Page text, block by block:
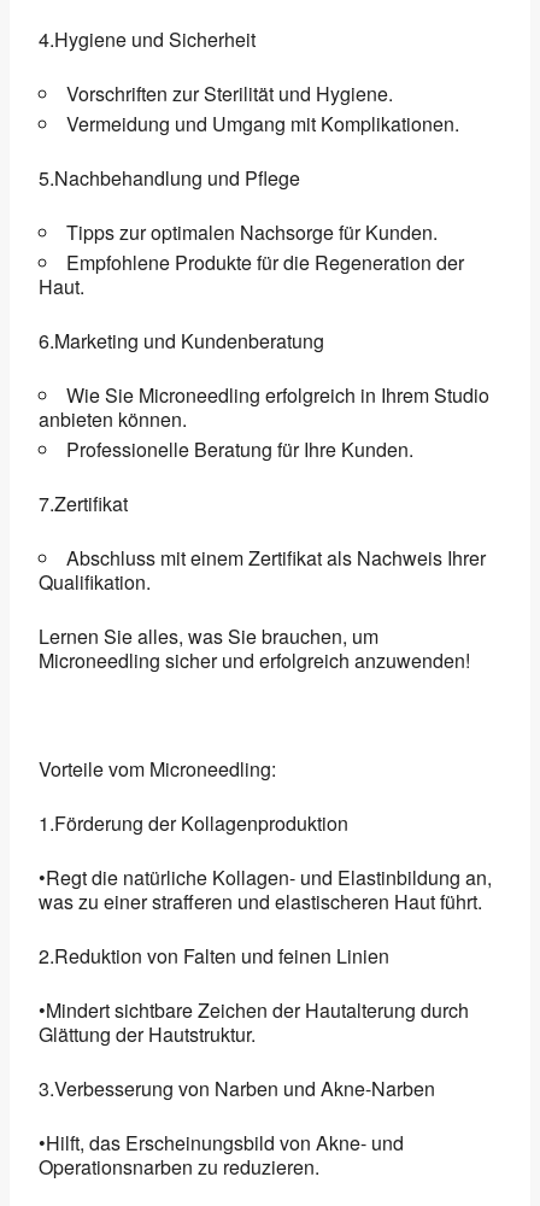
4.Hygiene und Sicherheit
Vorschriften zur Sterilität und Hygiene.
Vermeidung und Umgang mit Komplikationen.
5.Nachbehandlung und Pflege
Tipps zur optimalen Nachsorge für Kunden.
Empfohlene Produkte für die Regeneration der
Haut.
6.Marketing und Kundenberatung
Wie Sie Microneedling erfolgreich in Ihrem Studio
anbieten können.
Professionelle Beratung für Ihre Kunden.
7.Zertifikat
Abschluss mit einem Zertifikat als Nachweis Ihrer
Qualifikation.
Lernen Sie alles, was Sie brauchen, um
Microneedling sicher und erfolgreich anzuwenden!
Vorteile vom Microneedling:
1.Förderung der Kollagenproduktion
•Regt die natürliche Kollagen- und Elastinbildung an,
was zu einer strafferen und elastischeren Haut führt.
2.Reduktion von Falten und feinen Linien
•Mindert sichtbare Zeichen der Hautalterung durch
Glättung der Hautstruktur.
3.Verbesserung von Narben und Akne-Narben
•Hilft, das Erscheinungsbild von Akne- und
Operationsnarben zu reduzieren.